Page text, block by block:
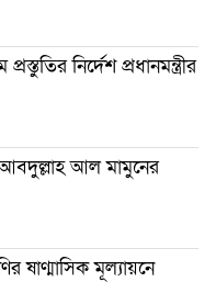
নির্দেশ প্রধানমন্ত্রীর
আল মামুনের
ষাণ্মাসিক মূল্যায়নে